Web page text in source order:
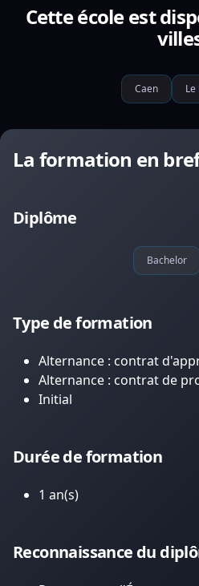
Cette école est
Caen
La formation en
Diplôme
Bachelor
Type de formation
Alternance : contrat
Alternance : contrat de
Initial
Durée de formation
1 an(s)
Reconnaissance du